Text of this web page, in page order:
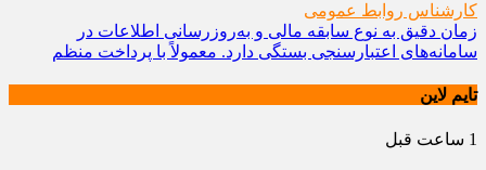
کارشناس روابط عمومی
زمان دقیق به نوع سابقه مالی و به‌روزرسانی اطلاعات در
سامانه‌های اعتبارسنجی بستگی دارد. معمولاً با پرداخت منظم
تایم لاین
1 ساعت قبل